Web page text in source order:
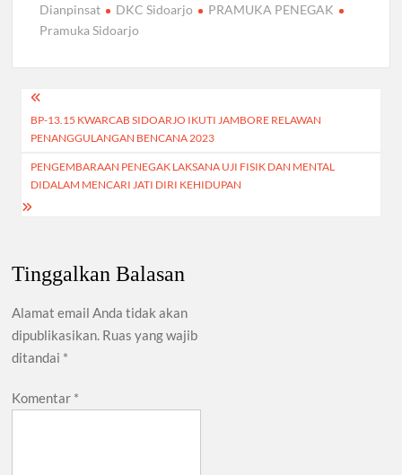
b
o
er
s
p
gr
m
ar
Dianpinsat DKC Sidoarjo
PRAMUKA PENEGAK
Pramuka Sidoarjo
Navigasi
pos
BP-13.15 KWARCAB SIDOARJO IKUTI JAMBORE RELAWAN
PENANGGULANGAN BENCANA 2023
PENGEMBARAAN PENEGAK LAKSANA UJI FISIK DAN MENTAL
DIDALAM MENCARI JATI DIRI KEHIDUPAN
Tinggalkan Balasan
Alamat email Anda tidak akan
dipublikasikan. Ruas yang wajib
ditandai *
Komentar *